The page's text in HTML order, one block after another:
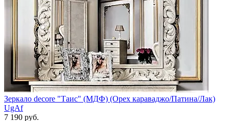
Зеркало decore "Таис" (МДФ) (Орех караваджо/Патина/Лак)
UgAf
7 190 руб.